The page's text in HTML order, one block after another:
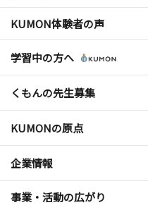
KUMON体験者の声
学習中の方へ
くもんの先生募集
KUMONの原点
企業情報
事業・活動の広がり